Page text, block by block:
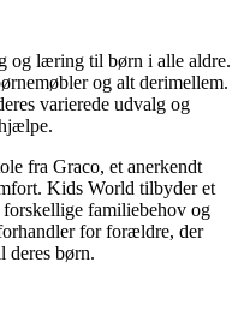
og læring til børn i alle aldre.
og alt derimellem.
varierede udvalg og
fra Graco, et anerkendt
Kids World tilbyder et
familiebehov og
for forældre, der
deres børn.